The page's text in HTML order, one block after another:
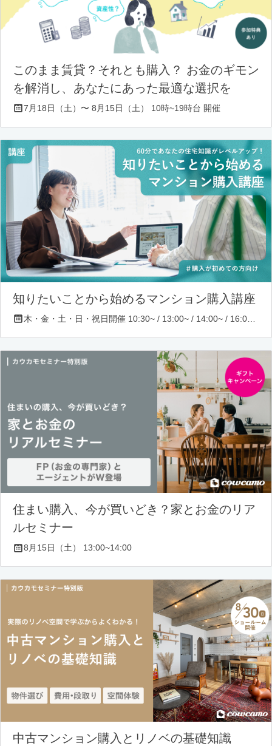
このまま賃貸？それとも購入？ お金のギモン
を解消し、あなたにあった最適な選択を
7月18日（土）〜 8月15日（土） 10時~19時台 開催
知りたいことから始めるマンション購入講座
住まい購入、今が買いどき？家とお金のリア
ルセミナー
8月15日（土） 13:00~14:00
中古マンション購入とリノベの基礎知識